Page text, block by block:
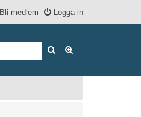
Logga in
Bli medlem
Sök